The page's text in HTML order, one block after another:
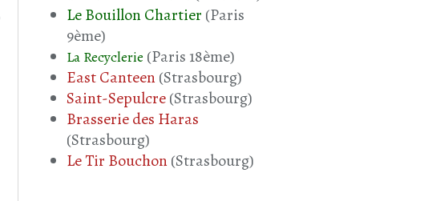
SAUMON
AUBERGINE
CAROTTE
TOMATE
POMME DE TERRE
PLAT COMPLET
Le Bouillon Chartier (Paris
9ème)
La Recyclerie (Paris 18ème)
East Canteen(Strasbourg)
Saint-Sepulcre(Strasbourg)
Brasserie des Haras
(Strasbourg)
Le Tir Bouchon(Strasbourg)